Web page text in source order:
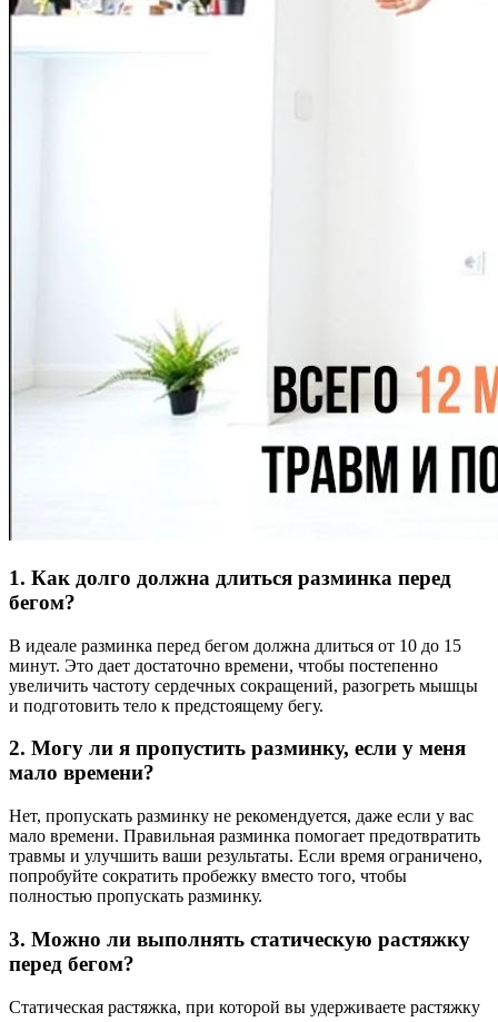
1. Как долго должна длиться разминка перед
бегом?
В идеале разминка перед бегом должна длиться от 10 до 15
минут. Это дает достаточно времени, чтобы постепенно
увеличить частоту сердечных сокращений, разогреть мышцы
и подготовить тело к предстоящему бегу.
2. Могу ли я пропустить разминку, если у меня
мало времени?
Нет, пропускать разминку не рекомендуется, даже если у вас
мало времени. Правильная разминка помогает предотвратить
травмы и улучшить ваши результаты. Если время ограничено,
попробуйте сократить пробежку вместо того, чтобы
полностью пропускать разминку.
3. Можно ли выполнять статическую растяжку
перед бегом?
Статическая растяжка, при которой вы удерживаете растяжку